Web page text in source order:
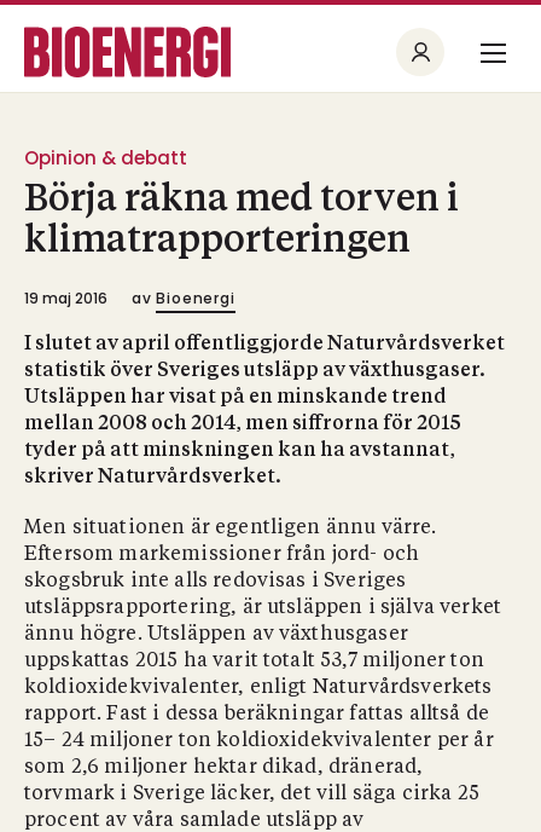
Opinion & debatt
Börja räkna med torven i
klimatrapporteringen
19 maj 2016 av Bioenergi
I slutet av april offentliggjorde Naturvårdsverket
statistik över Sveriges utsläpp av växthusgaser.
Utsläppen har visat på en minskande trend
mellan 2008 och 2014, men siffrorna för 2015
tyder på att minskningen kan ha avstannat,
skriver Naturvårdsverket.
Men situationen är egentligen ännu värre.
Eftersom markemissioner från jord- och
skogsbruk inte alls redovisas i Sveriges
utsläppsrapportering, är utsläppen i själva verket
ännu högre. Utsläppen av växthusgaser
uppskattas 2015 ha varit totalt 53,7 miljoner ton
koldioxidekvivalenter, enligt Naturvårdsverkets
rapport. Fast i dessa beräkningar fattas alltså de
15– 24 miljoner ton koldioxidekvivalenter per år
som 2,6 miljoner hektar dikad, dränerad,
torvmark i Sverige läcker, det vill säga cirka 25
procent av våra samlade utsläpp av